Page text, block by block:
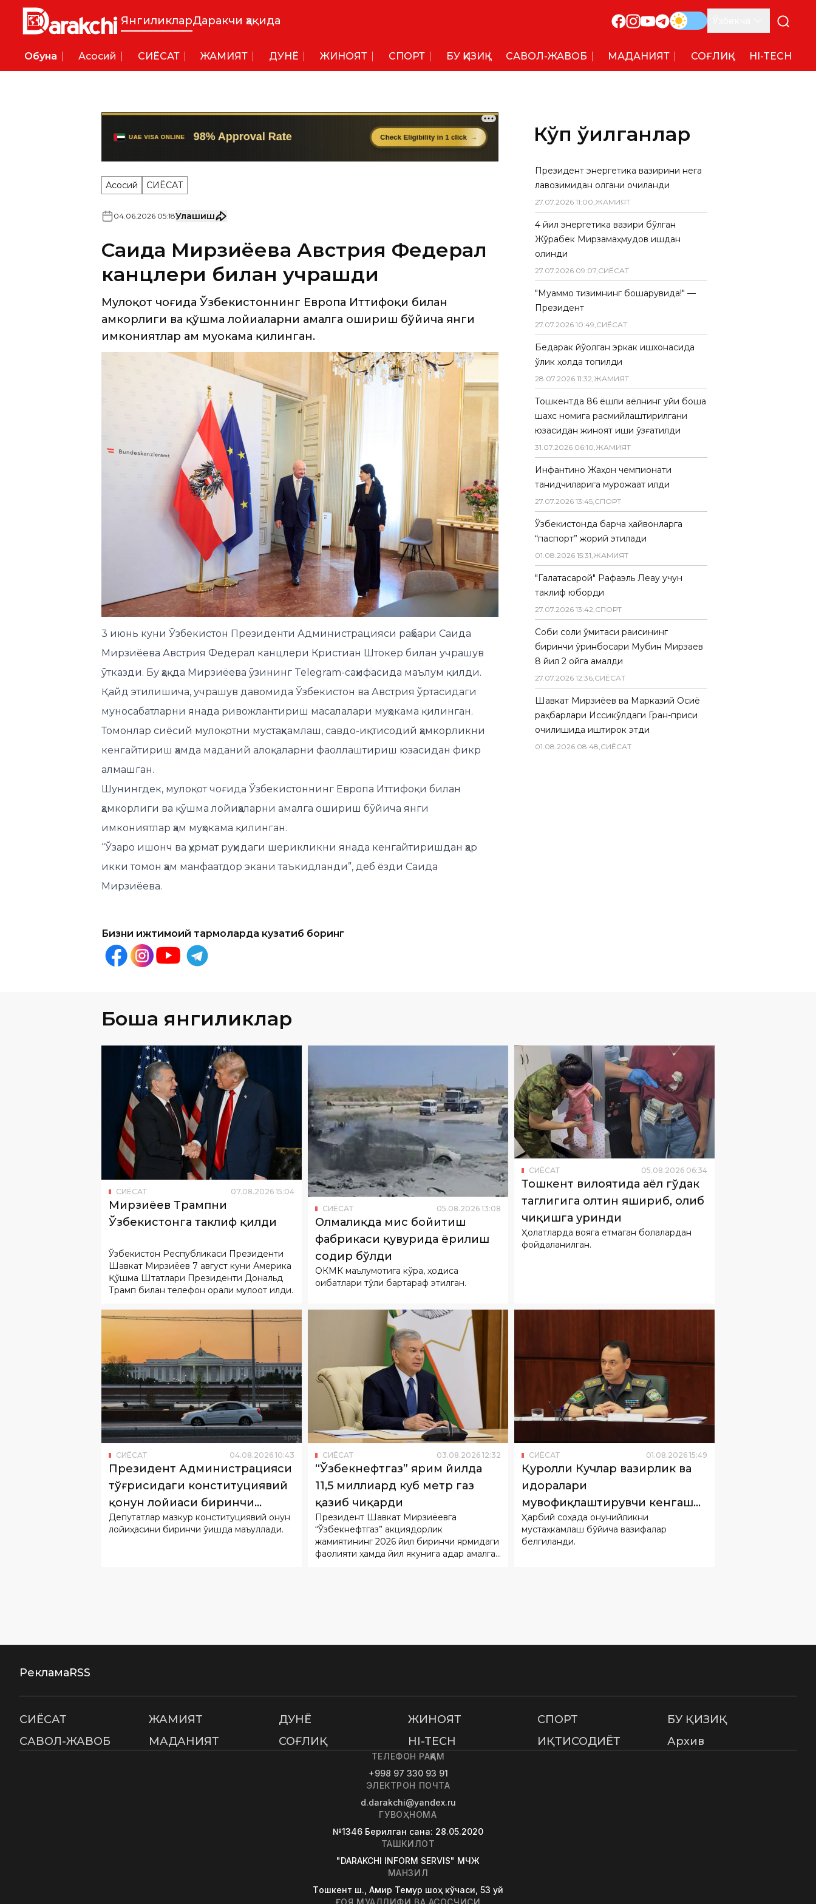
ЯнгиликларДаракчи ҳақида
Обуна Асосий СИËСАТ ЖАМИЯТ ДУНË ЖИНОЯТ СПОРТ БУ ҚИЗИҚ САВОЛ-ЖАВОБ МАДАНИЯТ СОҒЛИҚ HI-TECH
Асосий СИËСАТ
Саида Мирзиёева Австрия Федерал
канцлери билан учрашди
Mулоқот чоғида Ўзбекистоннинг Европа Иттифоқи билан
ҳамкорлиги ва қўшма лойиҳаларни амалга ошириш бўйича янги
имкониятлар ҳам муҳокама қилинган.
3 июнь куни Ўзбекистон Президенти Администрацияси раҳбари Саида
Мирзиёева Австрия Федерал канцлери Кристиан Штокер билан учрашув
Бизни ижтимоий тармоқларда кузатиб боринг
Кўп ўқилганлар
Президент энергетика вазирини нега
лавозимидан олгани очиқланди
27.07.2026 11:00,ЖАМИЯТ
4 йил энергетика вазири бўлган
Жўрабек Мирзамаҳмудов ишдан
олинди
27.07.2026 09:07,СИËСАТ
"Муаммо тизимнинг бошқарувида!" —
Президент
27.07.2026 10:49,СИËСАТ
Бедарак йўқолган эркак ишхонасида
ўлик ҳолда топилди
28.07.2026 11:32,ЖАМИЯТ
Тошкентда 86 ёшли аёлнинг уйи бошқа
шахс номига расмийлаштирилгани
юзасидан жиноят иши қўзғатилди
31.07.2026 06:10,ЖАМИЯТ
Инфантино Жаҳон чемпионати
танқидчиларига мурожаат қилди
27.07.2026 13:45,СПОРТ
Ўзбекистонда барча ҳайвонларга
“паспорт” жорий этилади
01.08.2026 15:31,ЖАМИЯТ
"Галатасарой" Рафаэль Леау учун
таклиф юборди
27.07.2026 13:42,СПОРТ
Собиқ солиқ қўмитаси раисининг
биринчи ўринбосари Мубин Мирзаев
8 йил 2 ойга қамалди
27.07.2026 12:36,СИËСАТ
Шавкат Мирзиёев ва Марказий Осиё
раҳбарлари Иссиқкўлдаги Гран-приси
очилишида иштирок этди
01.08.2026 08:48,СИËСАТ
Бошқа янгиликлар
СИËСАТ
Мирзиёев Трампни
Ўзбекистонга таклиф қилди
Ўзбекистон Республикаси Президенти
Шавкат Мирзиёев 7 август куни Америка
Қўшма Штатлари Президенти Дональд
СИËСАТ 05.08.2026 13:08
Олмалиқда мис бойитиш
фабрикаси қувурида ёрилиш
содир бўлди
ОКМК маълумотига кўра, ҳодиса
оқибатлари тўлиқ бартараф этилган.
СИËСАТ 05.08.2026 06 :34
Тошкент вилоятида аёл гўдак
таглигига олтин яшириб, олиб
чиқишга уринди
Ҳолатларда вояга етмаган болалардан
СИËСАТ 04.08.2026 10:43
Президент Администрацияси
тўғрисидаги конституциявий
қонун лойиҳаси биринчи
ўқишда қабул қилинди
Депутатлар мазкур конституциявий қонун
лойиҳасини биринчи ўқишда маъқуллади.
СИËСАТ 03 .08 2026
“Ўзбекнефтгаз” ярим йилда
11,5 миллиард куб метр газ
қазиб чиқарди
Президент Шавкат Мирзиёевга
“Ўзбекнефтгаз” акциядорлик
жамиятининг 2026 йил биринчи ярмидаги
фаолияти ҳамда йил якунига қадар амалга
оширилиши режалаштирилган устувор
вазифалар бўйича ҳисобот берилди.
СИËСАТ 01.08.2026
Қуролли Кучлар вазирлик ва
мувофиқлаштирувчи кенгаши
йиғилиши ўтказилди
Ҳарбий соҳада қонунийликни
белгиланди.
РекламаRSS
СИËСАТ ЖАМИЯТ ДУНË ЖИНОЯТ СПОРТ
БУ ҚИЗИҚ
САВОЛ-ЖАВОБ
МАДАНИЯТ СОҒЛИҚ HI-TECH ИҚТИСОДИЁТ Архив
ТЕЛЕФОН РАҚАМ
+998 97 330 93 91
ЭЛЕКТРОН ПОЧТА
d.darakchi@yandex.ru
ГУВОҲНОМА
№1346 Берилган сана: 28.05.2020
ТАШКИЛОТ
"DARAKCHI INFORM SERVIS" МЧЖ
МАНЗИЛ
Tошкент ш., Амир Темур шоҳ кўчаси, 53 уй
ҒОЯ МУАЛЛИФИ ВА АСОСЧИСИ